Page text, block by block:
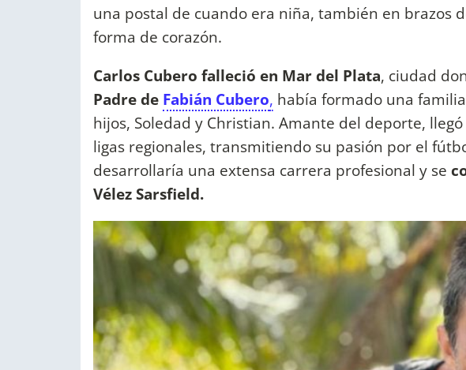
una postal de cuando era niña, también en brazos
forma de corazón.
Carlos Cubero falleció en Mar del Plata, ciudad
Padre de Fabián Cubero, había formado una
hijos, Soledad y Christian. Amante del deporte,
ligas regionales, transmitiendo su pasión por el
desarrollaría una extensa carrera profesional y se
Vélez Sarsfield.